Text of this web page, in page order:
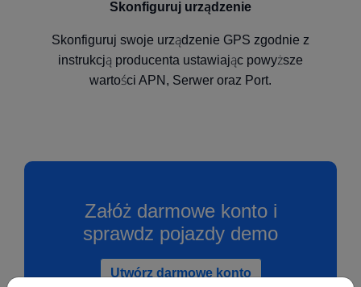
Skonfiguruj urządzenie
Skonfiguruj swoje urządzenie GPS zgodnie z
instrukcją producenta ustawiając powyższe
wartości APN, Serwer oraz Port.
Załóż darmowe konto i
sprawdz pojazdy demo
Utwórz darmowe konto